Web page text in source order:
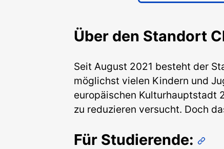
Über den Standort
Seit August 2021 besteht der
möglichst vielen Kindern und
europäischen Kulturhauptstadt
zu reduzieren versucht. Doch
Für Studierende: